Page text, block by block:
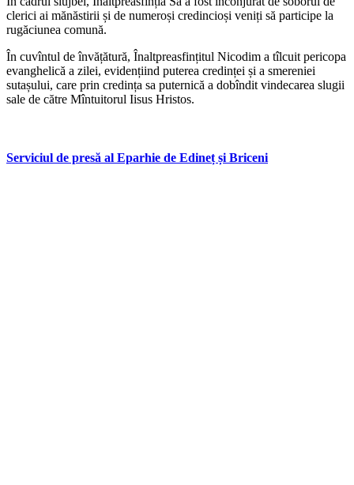
clerici ai mănăstirii și de numeroși credincioși veniți să participe la
rugăciunea comună.
În cuvîntul de învățătură, Înaltpreasfințitul Nicodim a tîlcuit pericopa
evanghelică a zilei, evidențiind puterea credinței și a smereniei
sutașului, care prin credința sa puternică a dobîndit vindecarea slugii
sale de către Mîntuitorul Iisus Hristos.
Serviciul de presă al Eparhie de Edineț și Briceni